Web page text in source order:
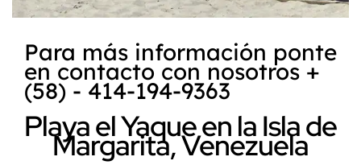
Para más información ponte
en contacto con nosotros +
(58) - 414-194-9363
Playa el Yaque en la Isla de
Margarita, Venezuela